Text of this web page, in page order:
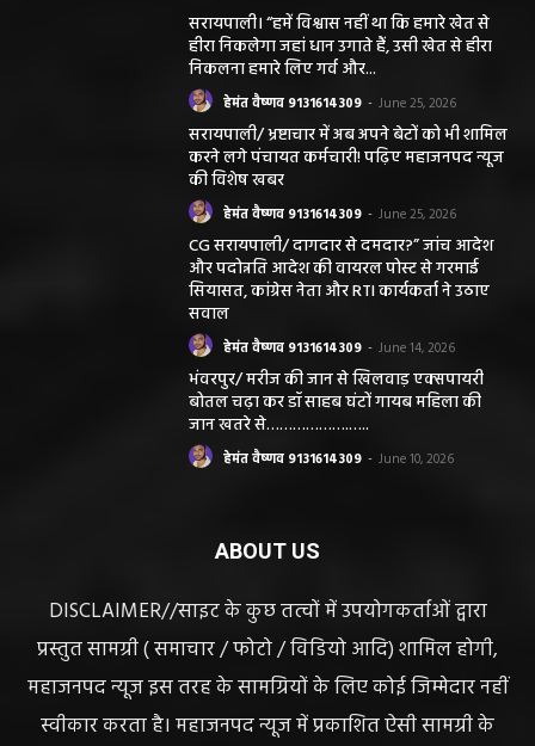
सरायपाली। “हमें विश्वास नहीं था कि हमारे खेत से
हीरा निकलेगा जहां धान उगाते हैं, उसी खेत से हीरा
निकलना हमारे लिए गर्व और...
हेमंत वैष्णव 9131614309 - June 25, 2026
सरायपाली/ भ्रष्टाचार में अब अपने बेटों को भी शामिल
करने लगे पंचायत कर्मचारी! पढ़िए महाजनपद न्यूज
की विशेष खबर
हेमंत वैष्णव 9131614309 - June 25, 2026
CG सरायपाली/ दागदार से दमदार?” जांच आदेश
और पदोन्नति आदेश की वायरल पोस्ट से गरमाई
सियासत, कांग्रेस नेता और RTI कार्यकर्ता ने उठाए
सवाल
हेमंत वैष्णव 9131614309 - June 14, 2026
भंवरपुर/ मरीज की जान से खिलवाड़ एक्सपायरी
बोतल चढ़ा कर डॉ साहब घंटों गायब महिला की
जान खतरे से……………….…..
हेमंत वैष्णव 9131614309 - June 10, 2026
ABOUT US
DISCLAIMER//साइट के कुछ तत्वों में उपयोगकर्ताओं द्वारा
प्रस्तुत सामग्री ( समाचार / फोटो / विडियो आदि) शामिल होगी,
महाजनपद न्यूज इस तरह के सामग्रियों के लिए कोई जिम्मेदार नहीं
स्वीकार करता है। महाजनपद न्यूज में प्रकाशित ऐसी सामग्री के